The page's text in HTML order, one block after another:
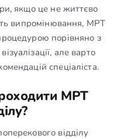
якщо це не життєво
випромінювання, МРТ
порівняно з
але варто
спеціаліста.
МРТ
відділу